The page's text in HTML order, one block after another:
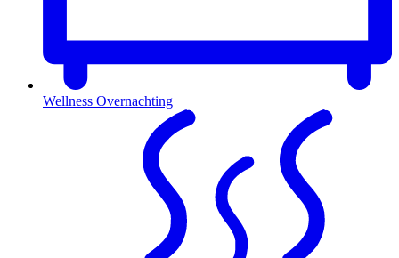
Wellness Overnachting